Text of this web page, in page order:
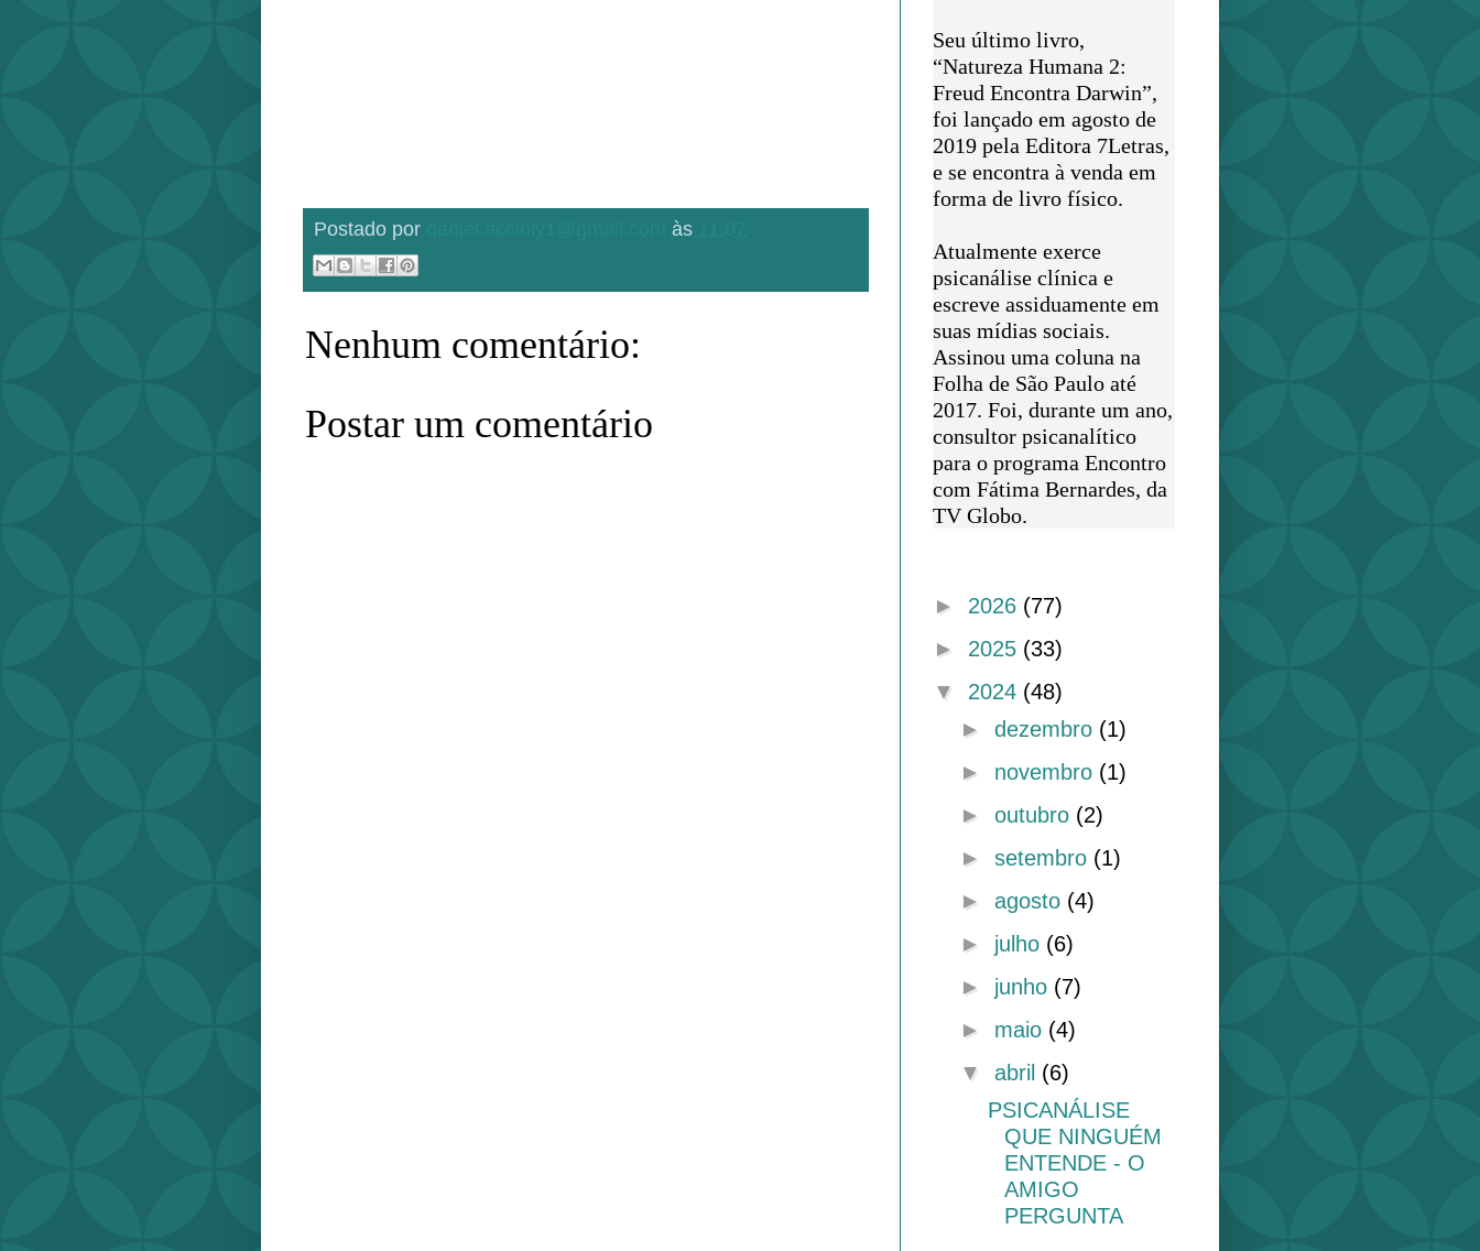
Postado por às
Nenhum comentário:
Postar um comentário
Seu último livro,
“Natureza Humana 2:
Freud Encontra Darwin”,
foi lançado em agosto de
2019 pela Editora 7Letras,
e se encontra à venda em
forma de livro físico.
Atualmente exerce
psicanálise clínica e
escreve assiduamente em
suas mídias sociais.
Assinou uma coluna na
Folha de São Paulo até
2017. Foi, durante um ano,
consultor psicanalítico
para o programa Encontro
com Fátima Bernardes, da
TV Globo.
► 2026 (77)
► 2025 (33)
▼ 2024 (48)
► dezembro (1)
► novembro (1)
► outubro (2)
► setembro (1)
► agosto (4)
► julho (6)
► junho (7)
► maio (4)
▼ abril (6)
PSICANÁLISE
QUE NINGUÉM
ENTENDE - O
AMIGO
PERGUNTA